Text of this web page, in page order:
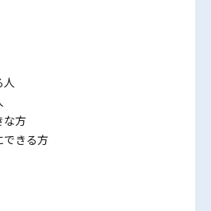
な方
できる方